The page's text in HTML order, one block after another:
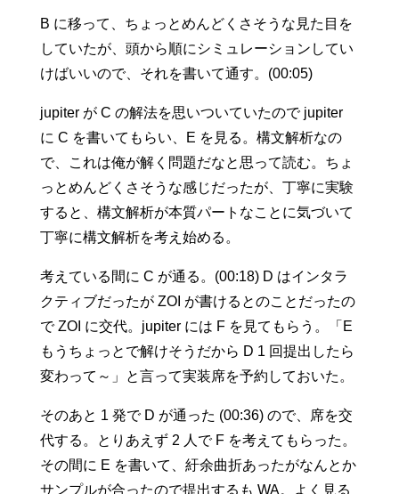
B に移って、ちょっとめんどくさそうな見た目を
していたが、頭から順にシミュレーションしてい
けばいいので、それを書いて通す。(00:05)
jupiter が C の解法を思いついていたので jupiter
に C を書いてもらい、E を見る。構文解析なの
で、これは俺が解く問題だなと思って読む。ちょ
っとめんどくさそうな感じだったが、丁寧に実験
すると、構文解析が本質パートなことに気づいて
丁寧に構文解析を考え始める。
考えている間に C が通る。(00:18) D はインタラ
クティブだったが ZOI が書けるとのことだったの
で ZOI に交代。jupiter には F を見てもらう。「E
もうちょっとで解けそうだから D 1 回提出したら
変わって～」と言って実装席を予約しておいた。
そのあと 1 発で D が通った (00:36) ので、席を交
代する。とりあえず 2 人で F を考えてもらった。
その間に E を書いて、紆余曲折あったがなんとか
サンプルが合ったので提出するも WA。よく見る